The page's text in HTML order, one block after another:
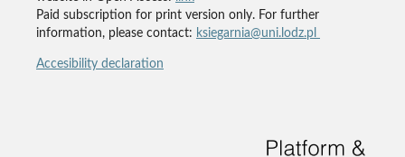
Paid subscription for print version only. For further
information, please contact: ksiegarnia@uni.lodz.pl
Accesibility declaration